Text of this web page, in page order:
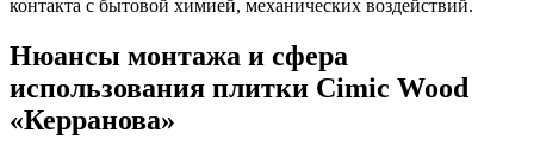
контакта с бытовой химией, механических воздействий.
Нюансы монтажа и сфера
использования плитки Cimic Wood
«Керранова»